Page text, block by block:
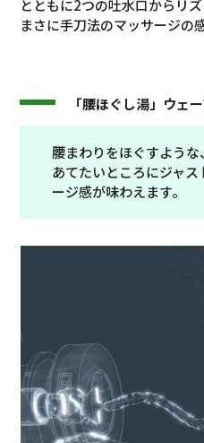
とともに2つの吐水口からリ
まさに手刀法のマッサージの
「腰ほぐし湯」ウェ
腰まわりをほぐすような
あてたいところにジャ
ージ感が味わえます。